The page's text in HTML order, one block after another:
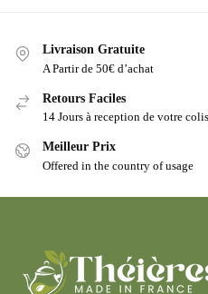
Livraison Gratuite
A Partir de 50€ d’achat
Retours Faciles
14 Jours à reception de votre
Meilleur Prix
Offered in the country of usage